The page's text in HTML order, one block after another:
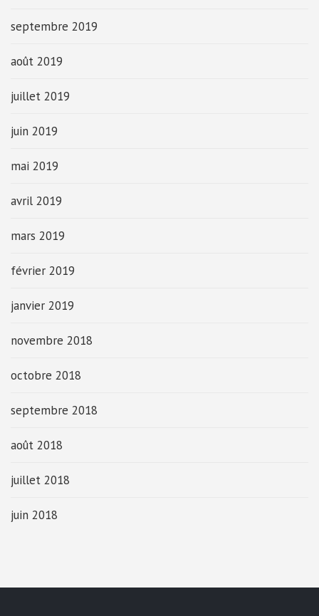
septembre 2019
août 2019
juillet 2019
juin 2019
mai 2019
avril 2019
mars 2019
février 2019
janvier 2019
novembre 2018
octobre 2018
septembre 2018
août 2018
juillet 2018
juin 2018